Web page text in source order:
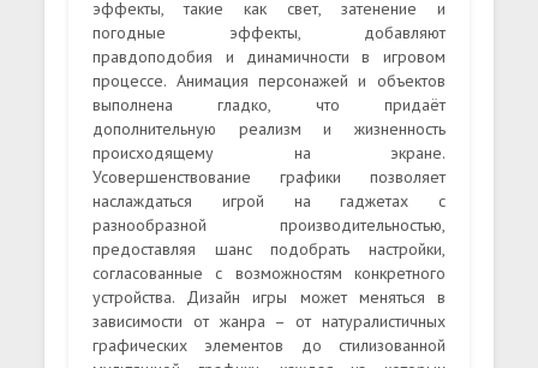
эффекты, такие как свет, затенение и
погодные эффекты, добавляют
правдоподобия и динамичности в игровом
процессе. Анимация персонажей и объектов
выполнена гладко, что придаёт
дополнительную реализм и жизненность
происходящему на экране.
Усовершенствование графики позволяет
наслаждаться игрой на гаджетах с
разнообразной производительностью,
предоставляя шанс подобрать настройки,
согласованные с возможностям конкретного
устройства. Дизайн игры может меняться в
зависимости от жанра – от натуралистичных
графических элементов до стилизованной